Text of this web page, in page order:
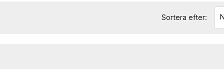
Sortera efter: